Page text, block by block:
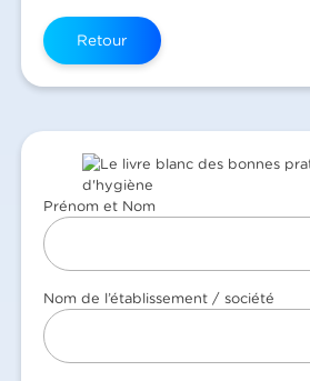
Retour
Prénom et Nom
Nom de l’établissement / société